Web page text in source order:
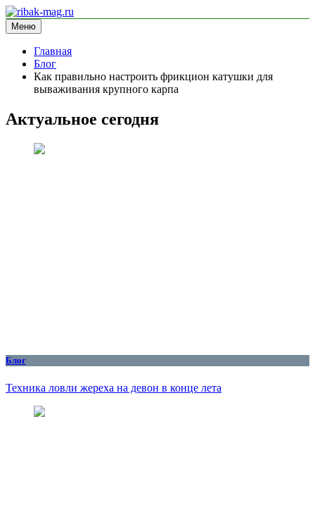
Перейти
к
содержимому
ribak-mag.ru
блог про рыбалку
Меню
Главная
Блог
Как правильно настроить фрикцион катушки для
вываживания крупного карпа
Актуальное сегодня
Блог
Техника ловли жереха на девон в конце лета